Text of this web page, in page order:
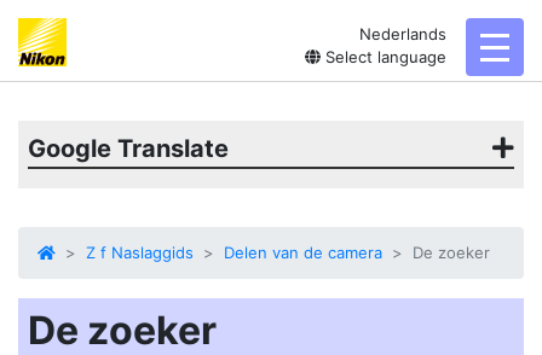
Nederlands
Select language
Google Translate
Z f Naslaggids Delen van de camera De zoeker
De zoeker